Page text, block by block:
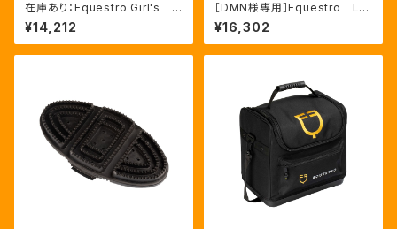
在庫あり：Equestro Girl's R
eady To The Party Ｔシャ
ツ ラインストーンTシャツ（ETK
A00249）
¥14,212
［DMN様専用］Equestro La
ni 無口＆引手セット グリー
ン FULLサイズ（ETH03002
N）
¥16,302